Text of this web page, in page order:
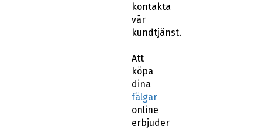
kontakta
vår
kundtjänst.
Att
köpa
dina
fälgar
online
erbjuder